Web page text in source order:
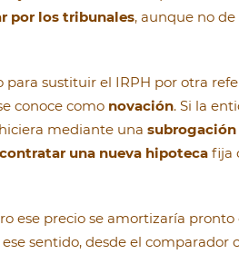
por los tribunales, aunque no
sustituir el IRPH por otra
conoce como novación. Si la
mediante una subrogación
contratar una nueva hipoteca fija
ese precio se amortizaría
sentido, desde el comparador